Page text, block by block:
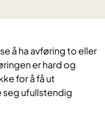
å ha avføring to eller
er hard og
for å få ut
seg ufullstendig